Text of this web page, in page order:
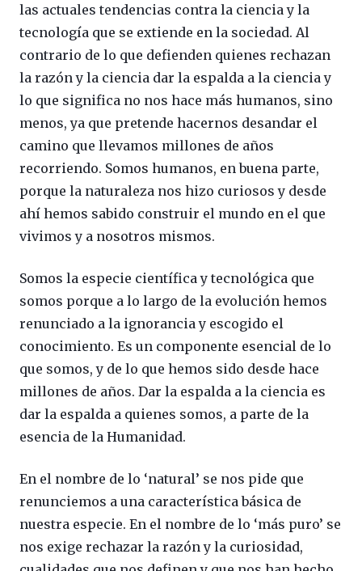
las actuales tendencias contra la ciencia y la
tecnología que se extiende en la sociedad. Al
contrario de lo que defienden quienes rechazan
la razón y la ciencia dar la espalda a la ciencia y
lo que significa no nos hace más humanos, sino
menos, ya que pretende hacernos desandar el
camino que llevamos millones de años
recorriendo. Somos humanos, en buena parte,
porque la naturaleza nos hizo curiosos y desde
ahí hemos sabido construir el mundo en el que
vivimos y a nosotros mismos.
Somos la especie científica y tecnológica que
somos porque a lo largo de la evolución hemos
renunciado a la ignorancia y escogido el
conocimiento. Es un componente esencial de lo
que somos, y de lo que hemos sido desde hace
millones de años. Dar la espalda a la ciencia es
dar la espalda a quienes somos, a parte de la
esencia de la Humanidad.
En el nombre de lo ‘natural’ se nos pide que
renunciemos a una característica básica de
nuestra especie. En el nombre de lo ‘más puro’ se
nos exige rechazar la razón y la curiosidad,